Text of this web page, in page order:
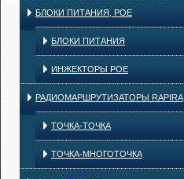
БЛОКИ ПИТАНИЯ, POE
БЛОКИ ПИТАНИЯ
ИНЖЕКТОРЫ POE
РАДИОМАРШРУТИЗАТОРЫ RAPIRA
ТОЧКА-ТОЧКА
ТОЧКА-МНОГОТОЧКА